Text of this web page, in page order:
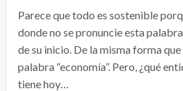
Parece que todo es sostenible
donde no se pronuncie esta
de su inicio. De la misma forma
palabra “economía”. Pero, ¿qué
tiene hoy…